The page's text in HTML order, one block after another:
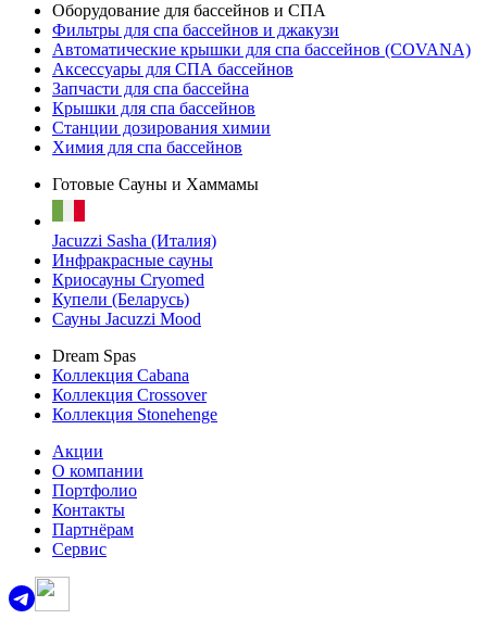
Оборудование для бассейнов и СПА
Фильтры для спа бассейнов и джакузи
Автоматические крышки для спа бассейнов (COVANA)
Аксессуары для СПА бассейнов
Запчасти для спа бассейна
Крышки для спа бассейнов
Станции дозирования химии
Химия для спа бассейнов
Готовые Сауны и Хаммамы
Jacuzzi Sasha (Италия)
Инфракрасные сауны
Криосауны Cryomed
Купели (Беларусь)
Сауны Jacuzzi Mood
Dream Spas
Коллекция Cabana
Коллекция Crossover
Коллекция Stonehenge
Акции
О компании
Портфолио
Контакты
Партнёрам
Сервис